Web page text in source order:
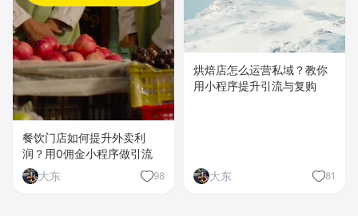
餐饮门店如何提升外卖利
润？用0佣金小程序做引流
大东
98
烘焙店怎么运营私域？教你
用小程序提升引流与复购
大东 81